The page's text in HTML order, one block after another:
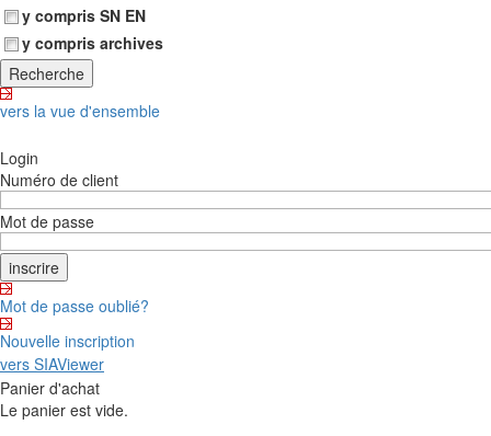
y compris SN EN
y compris archives
vers la vue d'ensemble
Login
Numéro de client
Mot de passe
Mot de passe oublié?
Nouvelle inscription
vers SIAViewer
Panier d'achat
Le panier est vide.